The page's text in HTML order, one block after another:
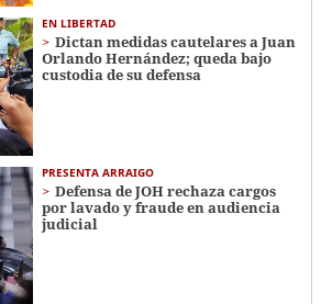
EN LIBERTAD
Dictan medidas cautelares a Juan
Orlando Hernández; queda bajo
custodia de su defensa
PRESENTA ARRAIGO
Defensa de JOH rechaza cargos
por lavado y fraude en audiencia
judicial